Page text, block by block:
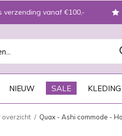
NIEUW SALE KLEDING
verzending vanaf €100,-
overzicht Quax - Ashi commode -